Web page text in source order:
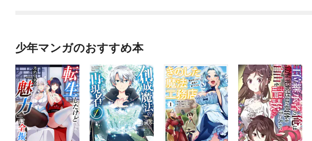
少年マンガのおすすめ本